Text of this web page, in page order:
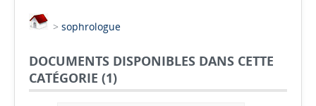
> sophrologue
DOCUMENTS DISPONIBLES DANS CETTE
CATÉGORIE (1)